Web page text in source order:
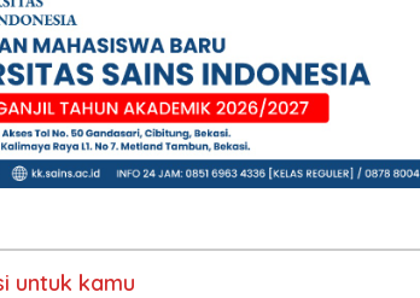
untuk kamu